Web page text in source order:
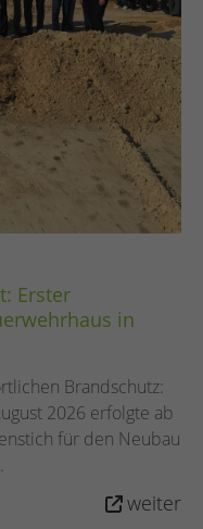
Erster
in
Brandschutz:
2026 erfolgte ab
für den Neubau
weiter